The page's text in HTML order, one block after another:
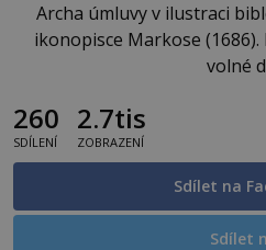
Archa úmluvy v ilustraci
ikonopisce Markose (1686).
volné
260
SDÍLENÍ
2.7tis
ZOBRAZENÍ
Sdílet na
Sdílet